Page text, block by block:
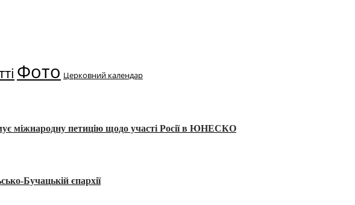
Фото Церковний календар
міжнародну петицію щодо участі Росії в ЮНЕСКО
Бучацькій єпархії